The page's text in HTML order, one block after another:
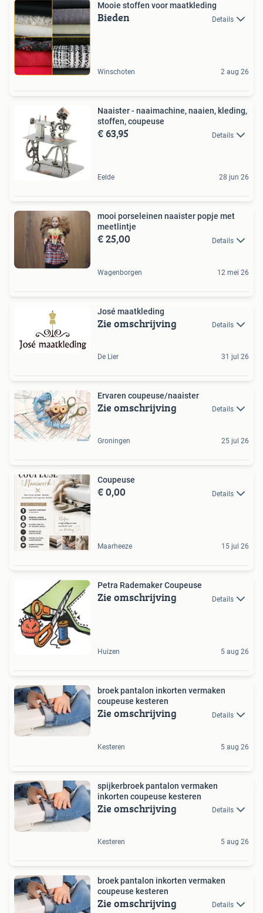
Mooie stoffen voor maatkleding
Bieden Details
Winschoten 2 aug 26
Naaister - naaimachine, naaien, kleding,
stoffen, coupeuse
€ 63,95 Details
Eelde 28 jun 26
mooi porseleinen naaister popje met
meetlintje
€ 25,00 Details
Wagenborgen 12 mei 26
José maatkleding
Zie omschrijving Details
De Lier 31 jul 26
Ervaren coupeuse/naaister
Zie omschrijving Details
Groningen 25 jul 26
Coupeuse
€ 0,00 Details
Maarheeze 15 jul 26
Petra Rademaker Coupeuse
Zie omschrijving Details
Huizen 5 aug 26
broek pantalon inkorten vermaken
coupeuse kesteren
Zie omschrijving Details
Kesteren 5 aug 26
spijkerbroek pantalon vermaken
inkorten coupeuse kesteren
Zie omschrijving Details
Kesteren 5 aug 26
broek pantalon inkorten vermaken
coupeuse kesteren
Zie omschrijving Details